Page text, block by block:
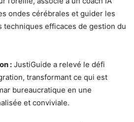
ondes cérébrales et guider les
techniques efficaces de gestion du
: JustiGuide a relevé le défi
transformant ce qui est
bureaucratique en une
et conviviale.